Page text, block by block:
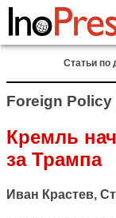
Статьи по
Foreign Policy |
Кремль
за Трампа
Иван Крастев,